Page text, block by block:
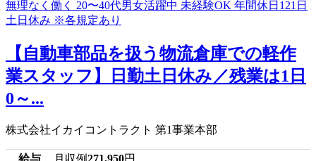
【自動車部品を扱う物流倉庫での軽作
業スタッフ】日勤土日休み／残業は1日
0～...
株式会社イカイコントラクト 第1事業本部